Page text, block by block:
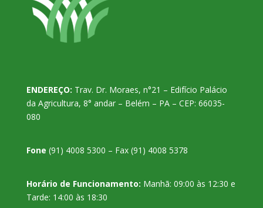
ENDEREÇO: Trav. Dr. Moraes, n°21 – Edifício Palácio
da Agricultura, 8° andar – Belém – PA – CEP: 66035-
080
Fone (91) 4008 5300 – Fax (91) 4008 5378
Horário de Funcionamento: Manhã: 09:00 às 12:30 e
Tarde: 14:00 às 18:30